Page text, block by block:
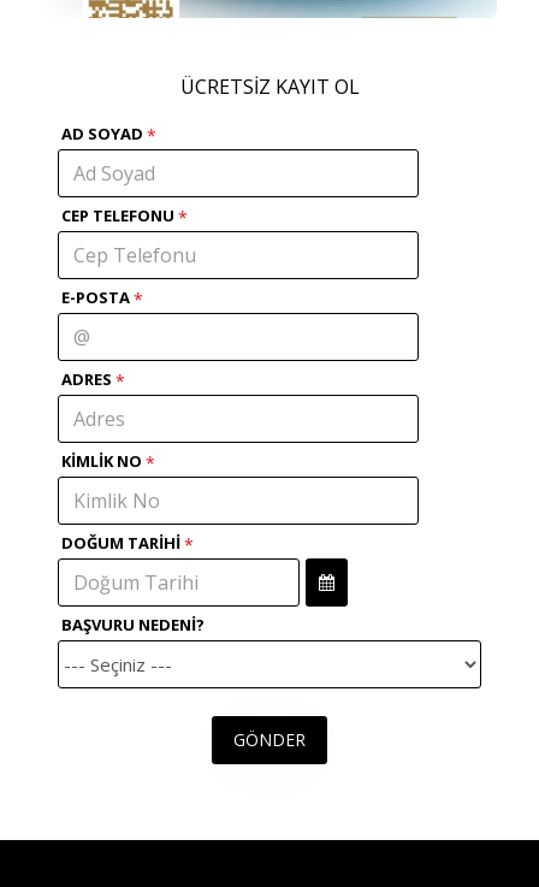
ÜCRETSİZ KAYIT OL
AD SOYAD
CEP TELEFONU
E-POSTA
ADRES
KIMLIK NO
DOĞUM TARIHI
BAŞVURU NEDENI?
GÖNDER